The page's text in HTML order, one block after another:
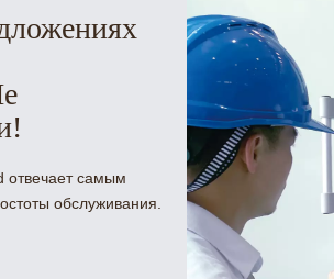
отвечает самым
обслуживания.